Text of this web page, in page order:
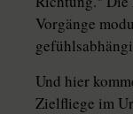
Vorgänge
Und hier
Zielfliege im